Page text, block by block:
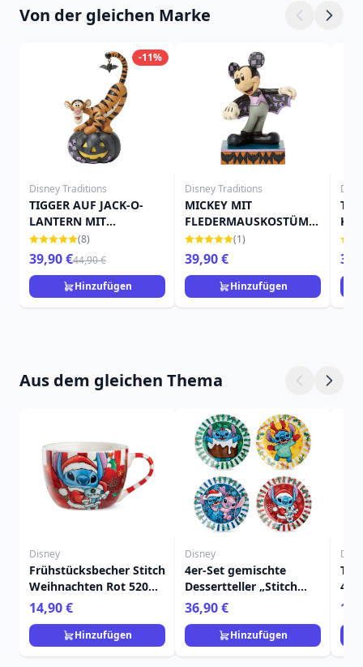
Von der gleichen Marke
-11%
Disney Traditions
TIGGER AUF JACK-O-
LANTERN MIT
FLEDERMAUS - DISNEY
TRADITIONS
(8)
39,90 €44,90 €
Hinzufügen
Disney Traditions
MICKEY MIT
FLEDERMAUSKOSTÜM -
DISNEY TRADITIONS
(1)
39,90 €
Hinzufügen
Aus dem gleichen Thema
Disney
Frühstücksbecher Stitch
Weihnachten Rot 520
ml - Egan Disney Home
14,90 €
Hinzufügen
Disney
4er-Set gemischte
Dessertteller „Stitch
Weihnachten“ – Egan
Disney Home
36,90 €
Hinzufügen